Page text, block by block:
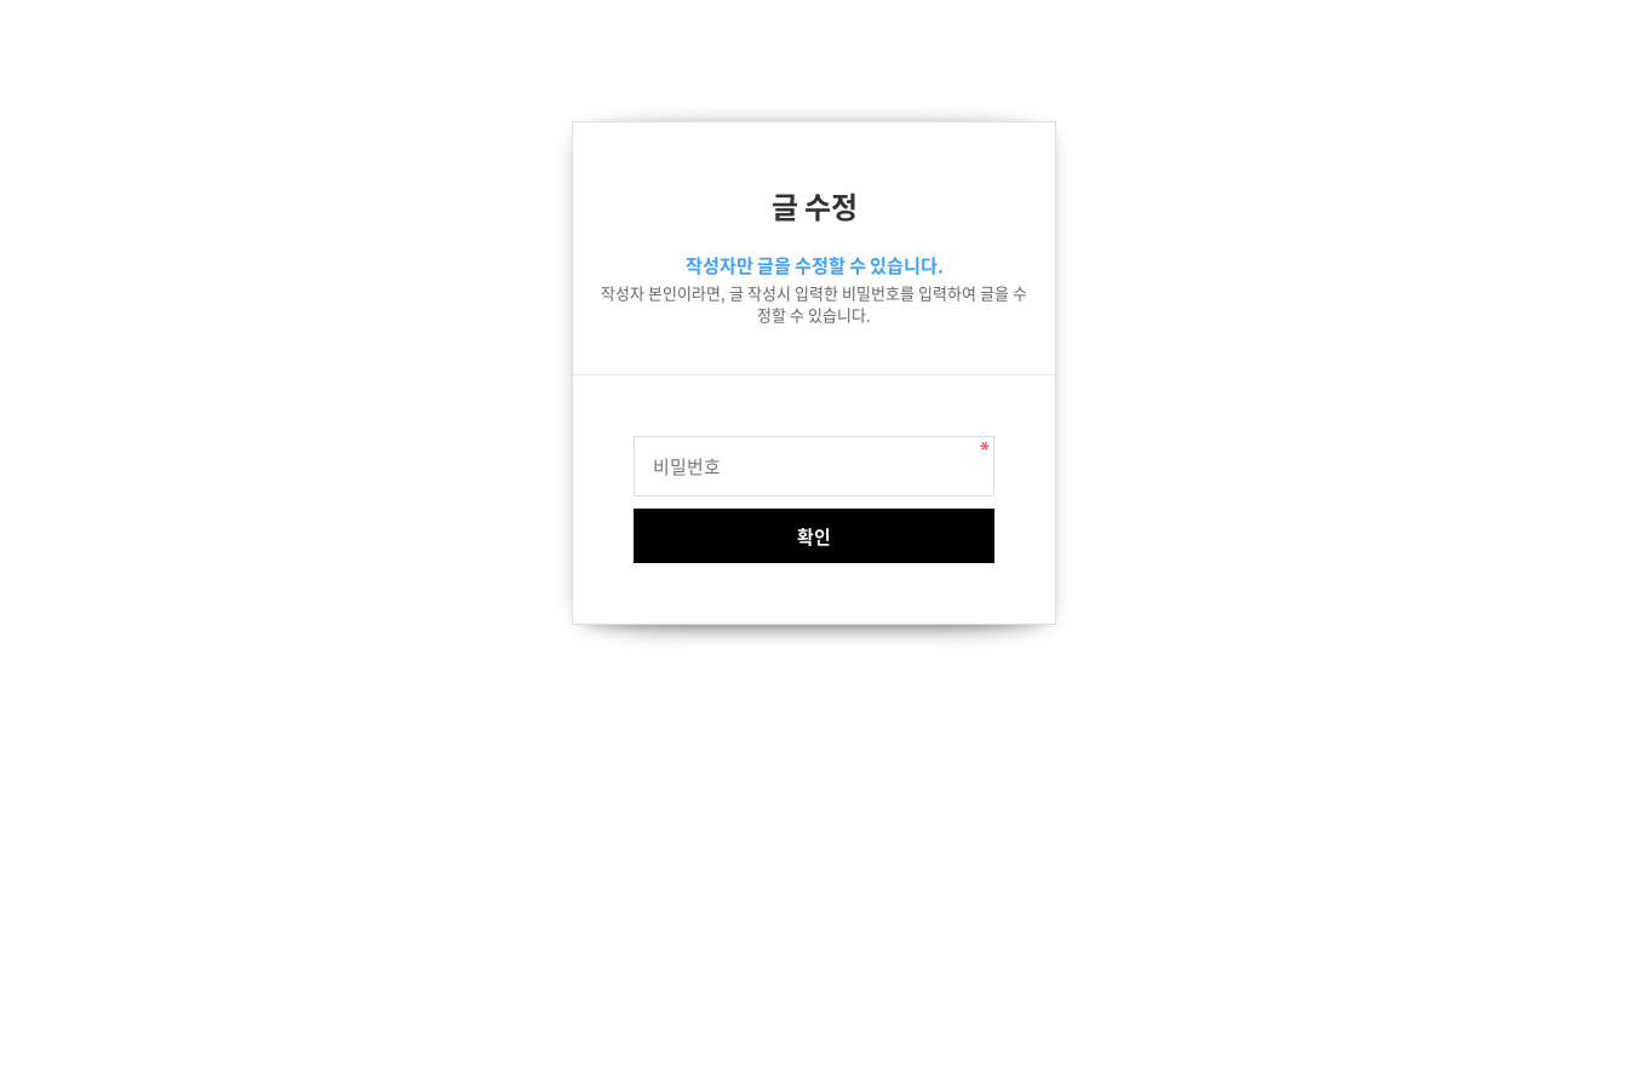
글 수정
작성자만 글을 수정할 수 있습니다.
작성자 본인이라면, 글 작성시 입력한 비밀번호를 입력하여 글을 수
정할 수 있습니다.